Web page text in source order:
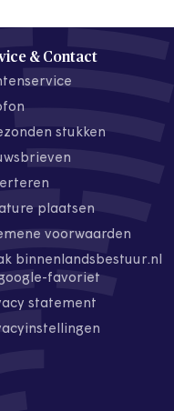
& Contact
stukken
plaatsen
voorwaarden
binnenlandsbestuur.nl
favoriet
statement